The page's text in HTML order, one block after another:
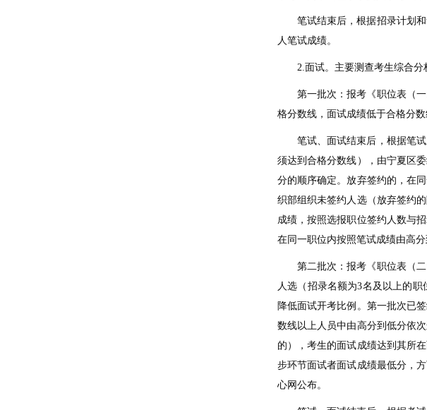
笔试结束后，根据招录计划
人笔试成绩。
2.面试。主要测查考生综合
第一批次：报考《职位表（
格分数线，面试成绩低于合格分数
笔试、面试结束后，根据笔
须达到合格分数线），由宁夏区
分的顺序确定。放弃签约的，在
织部组织未签约人选（放弃签约
成绩，按照选报职位签约人数与
在同一职位内按照笔试成绩由高分
第二批次：报考《职位表（
人选（招录名额为3名及以上的
降低面试开考比例。第一批次已
数线以上人员中由高分到低分依
的），考生的面试成绩达到其所
步环节面试者面试成绩最低分，
心网公布。